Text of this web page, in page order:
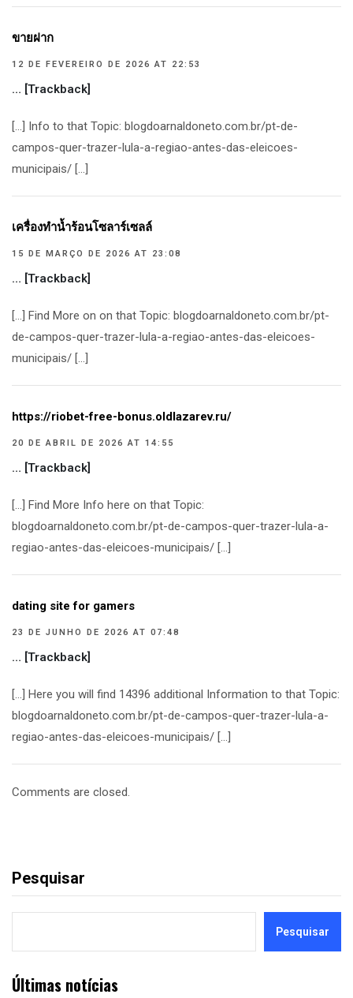
ขายฝาก
12 DE FEVEREIRO DE 2026 AT 22:53
… [Trackback]
[…] Info to that Topic: blogdoarnaldoneto.com.br/pt-de-
campos-quer-trazer-lula-a-regiao-antes-das-eleicoes-
municipais/ […]
เครื่องทำน้ำร้อนโซลาร์เซลล์
15 DE MARÇO DE 2026 AT 23:08
… [Trackback]
[…] Find More on on that Topic: blogdoarnaldoneto.com.br/pt-
de-campos-quer-trazer-lula-a-regiao-antes-das-eleicoes-
municipais/ […]
https://riobet-free-bonus.oldlazarev.ru/
20 DE ABRIL DE 2026 AT 14:55
… [Trackback]
[…] Find More Info here on that Topic:
blogdoarnaldoneto.com.br/pt-de-campos-quer-trazer-lula-a-
regiao-antes-das-eleicoes-municipais/ […]
dating site for gamers
23 DE JUNHO DE 2026 AT 07:48
… [Trackback]
[…] Here you will find 14396 additional Information to that Topic:
blogdoarnaldoneto.com.br/pt-de-campos-quer-trazer-lula-a-
regiao-antes-das-eleicoes-municipais/ […]
Comments are closed.
Pesquisar
Pesquisar
Últimas notícias